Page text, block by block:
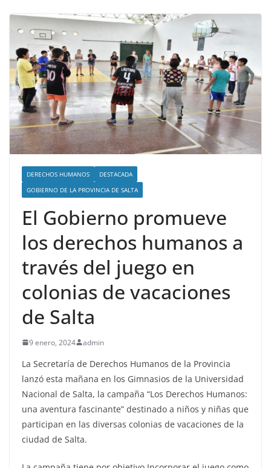
DERECHOS HUMANOS
DESTACADA
GOBIERNO DE LA PROVINCIA DE SALTA
El Gobierno promueve
los derechos humanos a
través del juego en
colonias de vacaciones
de Salta
9 enero, 2024 admin
La Secretaría de Derechos Humanos de la Provincia
lanzó esta mañana en los Gimnasios de la Universidad
Nacional de Salta, la campaña “Los Derechos Humanos:
una aventura fascinante” destinado a niños y niñas que
participan en las diversas colonias de vacaciones de la
ciudad de Salta.